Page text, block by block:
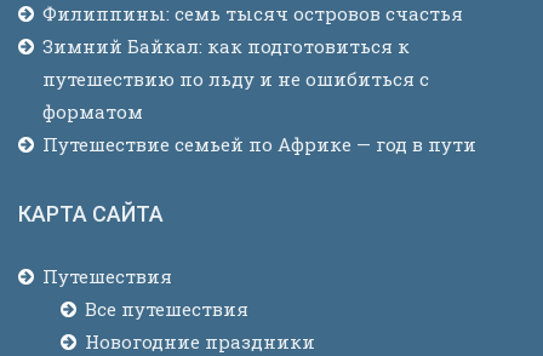
Филиппины: семь тысяч островов счастья
Зимний Байкал: как подготовиться к
путешествию по льду и не ошибиться с
форматом
Путешествие семьей по Африке — год в пути
КАРТА САЙТА
Путешествия
Все путешествия
Новогодние праздники